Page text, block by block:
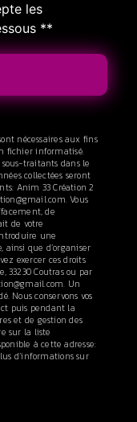
les
**
nécessaires aux fins
fichier informatisé.
sous-traitants dans le
collectées seront
Anim 33 Création 2
Vous
de
de votre
une
ainsi que d’organiser
exercer ces droits
33230 Coutras ou par
Un
Nous conservons vos
puis pendant la
et de gestion des
sur la liste
à cette adresse:
d’informations sur